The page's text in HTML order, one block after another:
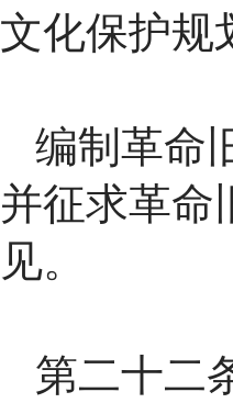
文化保护规
编制革命
并征求革命
见。
第二十二